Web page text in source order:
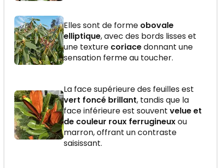
Elles sont de forme obovale
elliptique, avec des bords lisses et
une texture coriacedonnant une
sensation ferme au toucher.
La face supérieure des feuilles est
vert foncé brillant, tandis que la
face inférieure est souvent velue et
de couleur roux ferrugineuxou
marron, offrant un contraste
saisissant.